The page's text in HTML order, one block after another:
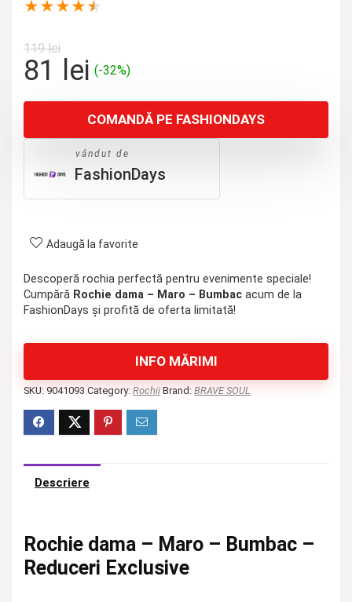
★★★★★
119lei
Prețul
a
fost:
119 lei.
81 leiPrețul
este:
81 lei.
(-32%)
COMANDĂ PE FASHIONDAYS
vândut de
FashionDays
Adaugă la favorite
Descoperă rochia perfectă pentru evenimente speciale!
Cumpără Rochie dama – Maro – Bumbac acum de la
FashionDays și profită de oferta limitată!
INFO MĂRIMI
SKU: 9041093 Category: Rochii Brand: BRAVE SOUL
Descriere
Rochie dama – Maro – Bumbac –
Reduceri Exclusive